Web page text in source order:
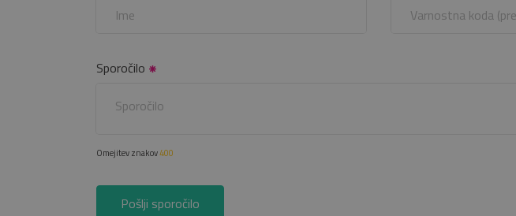
Sporočilo
Omejitev znakov400
Pošlji sporočilo